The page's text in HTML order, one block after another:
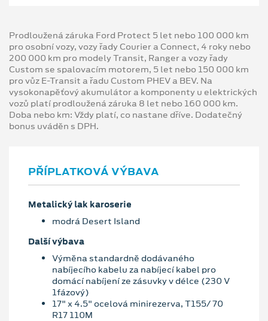
Prodloužená záruka Ford Protect 5 let nebo 100 000 km
pro osobní vozy, vozy řady Courier a Connect, 4 roky nebo
200 000 km pro modely Transit, Ranger a vozy řady
Custom se spalovacím motorem, 5 let nebo 150 000 km
pro vůz E-Transit a řadu Custom PHEV a BEV. Na
vysokonapěťový akumulátor a komponenty u elektrických
vozů platí prodloužená záruka 8 let nebo 160 000 km.
Doba nebo km: Vždy platí, co nastane dříve. Dodatečný
bonus uváděn s DPH.
PŘÍPLATKOVÁ VÝBAVA
Metalický lak karoserie
modrá Desert Island
Další výbava
Výměna standardně dodávaného
nabíjecího kabelu za nabíjecí kabel pro
domácí nabíjení ze zásuvky v délce (230 V
1fázový)
17" x 4.5" ocelová minirezerva, T155/ 70
R17 110M